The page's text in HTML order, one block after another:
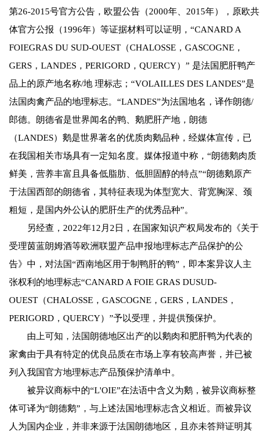
第26-2015号官方公告，欧盟公告（2000年、2015年），原欧共
体官方公报（1996年）等证据材料可以证明，“CANARD A
FOIEGRAS DU SUD-OUEST（CHALOSSE，GASCOGNE，
GERS，LANDES，PERIGORD，QUERCY）” 是法国肥肝鸭产
品上的原产地名称/地 理标志；“VOLAILLES DES LANDES”是
法国肉禽产品的地理标志。“LANDES”为法国地名，译作朗德/
郎德。朗德省是世界闻名的鸭、鹅肥肝产地，朗德
（LANDES）鹅是世界著名的优质肉鹅品种，经媒体宣传，已
在我国相关市场具有一定知名度。媒体报道中称，“朗德鹅肉质
鲜美，营养丰富且具备低脂肪、低胆固醇的特点”“朗德鹅原产
于法国西部的朗德省，其特征表现为体型宽大、背宽胸深、颈
粗短，是国内外公认的肥肝生产的优秀品种”。
另经查，2022年12月2日，在国家知识产权局发布的《关于
受理茵蓝朗姆酒等欧洲联盟产品申报地理标志产品保护的公
告》中，对法国“西南地区用于制鸭肝的鸭”，即本案异议人主
张权利的地理标志“CANARD A FOIE GRAS DUSUD-
OUEST（CHALOSSE，GASCOGNE，GERS，LANDES，
PERIGORD，QUERCY）”予以受理，并提供预保护。
由上可知，法国朗德地区出产的以鹅肉和肥肝鸭为代表的
家禽由于具有特定的优良品质在市场上享有较高声誉，并已被
列入我国官方地理标志产品预保护清单中。
被异议商标中的“L'OIE”在法语中含义为鹅，被异议商标整
体可译为“朗德鹅”，与上述法国地理标志含义相近。而被异议
人为国内企业，并非来源于法国朗德地区，且亦未答辩证明其